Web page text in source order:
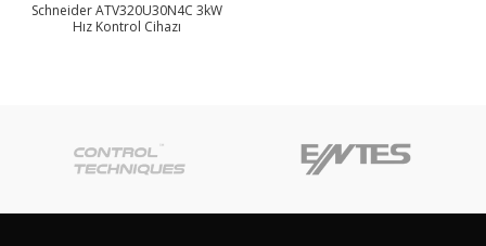
Schneider ATV320U30N4C 3kW
Hız Kontrol Cihazı